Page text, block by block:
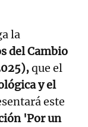
la
del Cambio
que el
y el
este
'Por un